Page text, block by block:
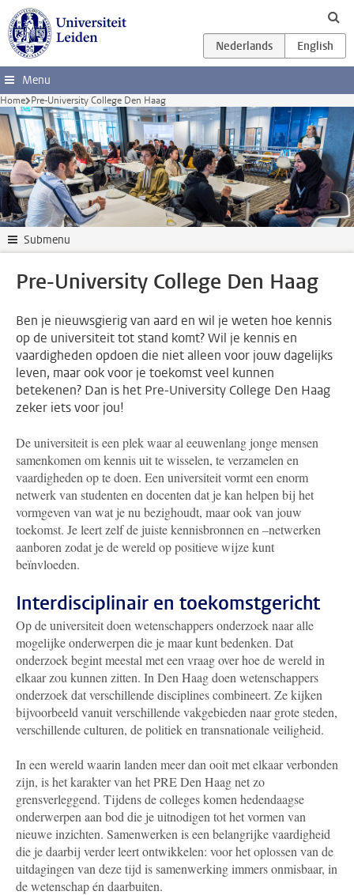
Ga direct naar de inhoud
Menu
Home Pre-University College Den Haag
Submenu
Pre-University College Den Haag
Ben je nieuwsgierig van aard en wil je weten hoe kennis
op de universiteit tot stand komt? Wil je kennis en
vaardigheden opdoen die niet alleen voor jouw dagelijks
leven, maar ook voor je toekomst veel kunnen
betekenen? Dan is het Pre-University College Den Haag
zeker iets voor jou!
De universiteit is een plek waar al eeuwenlang jonge mensen
samenkomen om kennis uit te wisselen, te verzamelen en
vaardigheden op te doen. Een universiteit vormt een enorm
netwerk van studenten en docenten dat je kan helpen bij het
vormgeven van wat je nu bezighoudt, maar ook van jouw
toekomst. Je leert zelf de juiste kennisbronnen en –netwerken
aanboren zodat je de wereld op positieve wijze kunt
beïnvloeden.
Interdisciplinair en toekomstgericht
Op de universiteit doen wetenschappers onderzoek naar alle
mogelijke onderwerpen die je maar kunt bedenken. Dat
onderzoek begint meestal met een vraag over hoe de wereld in
elkaar zou kunnen zitten. In Den Haag doen wetenschappers
onderzoek dat verschillende disciplines combineert. Ze kijken
bijvoorbeeld vanuit verschillende vakgebieden naar grote steden,
verschillende culturen, de politiek en transnationale veiligheid.
In een wereld waarin landen meer dan ooit met elkaar verbonden
zijn, is het karakter van het PRE Den Haag net zo
grensverleggend. Tijdens de colleges komen hedendaagse
onderwerpen aan bod die je uitnodigen tot het vormen van
nieuwe inzichten. Samenwerken is een belangrijke vaardigheid
die je daarbij verder leert ontwikkelen: voor het oplossen van de
uitdagingen van deze tijd is samenwerking immers onmisbaar, in
de wetenschap én daarbuiten.